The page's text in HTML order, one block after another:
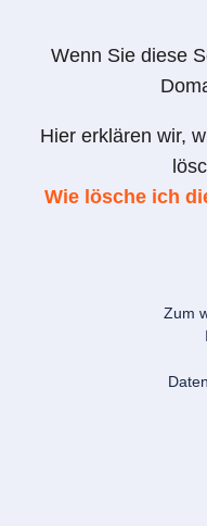
Wenn Sie diese
Hier erklären wir,
Wie lösche ich
Zum